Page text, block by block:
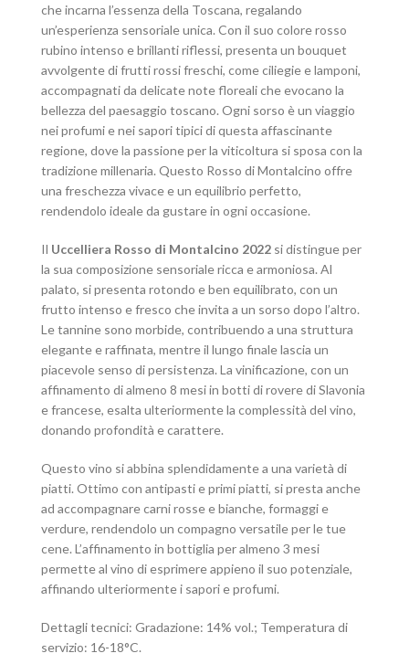
che incarna l’essenza della Toscana, regalando
un’esperienza sensoriale unica. Con il suo colore rosso
rubino intenso e brillanti riflessi, presenta un bouquet
avvolgente di frutti rossi freschi, come ciliegie e lamponi,
accompagnati da delicate note floreali che evocano la
bellezza del paesaggio toscano. Ogni sorso è un viaggio
nei profumi e nei sapori tipici di questa affascinante
regione, dove la passione per la viticoltura si sposa con la
tradizione millenaria. Questo Rosso di Montalcino offre
una freschezza vivace e un equilibrio perfetto,
rendendolo ideale da gustare in ogni occasione.
Il Uccelliera Rosso di Montalcino 2022 si distingue per
la sua composizione sensoriale ricca e armoniosa. Al
palato, si presenta rotondo e ben equilibrato, con un
frutto intenso e fresco che invita a un sorso dopo l’altro.
Le tannine sono morbide, contribuendo a una struttura
elegante e raffinata, mentre il lungo finale lascia un
piacevole senso di persistenza. La vinificazione, con un
affinamento di almeno 8 mesi in botti di rovere di Slavonia
e francese, esalta ulteriormente la complessità del vino,
donando profondità e carattere.
Questo vino si abbina splendidamente a una varietà di
piatti. Ottimo con antipasti e primi piatti, si presta anche
ad accompagnare carni rosse e bianche, formaggi e
verdure, rendendolo un compagno versatile per le tue
cene. L’affinamento in bottiglia per almeno 3 mesi
permette al vino di esprimere appieno il suo potenziale,
affinando ulteriormente i sapori e profumi.
Dettagli tecnici: Gradazione: 14% vol.; Temperatura di
servizio: 16-18°C.